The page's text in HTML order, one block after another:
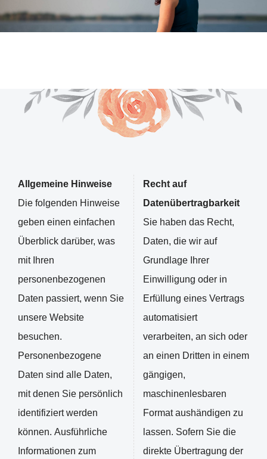
Allgemeine Hinweise
Die folgenden Hinweise
geben einen einfachen
Überblick darüber, was
mit Ihren
personenbezogenen
Daten passiert, wenn Sie
unsere Website
besuchen.
Personenbezogene
Daten sind alle Daten,
mit denen Sie persönlich
identifiziert werden
können. Ausführliche
Informationen zum
Recht auf
Datenübertragbarkeit
Sie haben das Recht,
Daten, die wir auf
Grundlage Ihrer
Einwilligung oder in
Erfüllung eines Vertrags
automatisiert
verarbeiten, an sich oder
an einen Dritten in einem
gängigen,
maschinenlesbaren
Format aushändigen zu
lassen. Sofern Sie die
direkte Übertragung der